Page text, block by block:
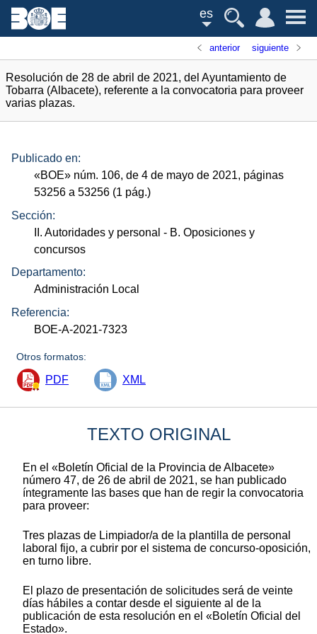
es
anterior siguiente
Resolución de 28 de abril de 2021, del Ayuntamiento de
Tobarra (Albacete), referente a la convocatoria para proveer
varias plazas.
Publicado en:
«BOE» núm. 106, de 4 de mayo de 2021, páginas
53256 a 53256 (1 pág.)
Sección:
II. Autoridades y personal - B. Oposiciones y
concursos
Departamento:
Administración Local
Referencia:
BOE-A-2021-7323
Otros formatos:
PDF XML
TEXTO ORIGINAL
En el «Boletín Oficial de la Provincia de Albacete»
número 47, de 26 de abril de 2021, se han publicado
íntegramente las bases que han de regir la convocatoria
para proveer:
Tres plazas de Limpiador/a de la plantilla de personal
laboral fijo, a cubrir por el sistema de concurso-oposición,
en turno libre.
El plazo de presentación de solicitudes será de veinte
días hábiles a contar desde el siguiente al de la
publicación de esta resolución en el «Boletín Oficial del
Estado».